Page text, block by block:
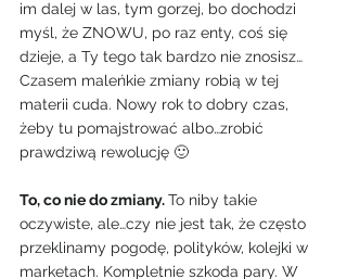
im dalej w las, tym gorzej, bo dochodzi
myśl, że ZNOWU, po raz enty, coś się
dzieje, a Ty tego tak bardzo nie znosisz…
Czasem maleńkie zmiany robią w tej
materii cuda. Nowy rok to dobry czas,
żeby tu pomajstrować albo…zrobić
prawdziwą rewolucję 🙂
To, co nie do zmiany. To niby takie
oczywiste, ale…czy nie jest tak, że często
przeklinamy pogodę, polityków, kolejki w
marketach. Kompletnie szkoda pary. W